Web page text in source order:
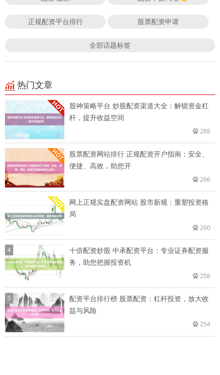
正规配资平台排行 股票配资申请
全部话题标签
热门文章
股神策略平台 炒股配资渠道大全：解锁资金杠
杆，提升收益空间
288
股票配资网站排行 正规配资开户指南：安全、
便捷、高效，助您开
266
网上正规实盘配资网站 股市新规：重塑投资格
局
260
4
十倍配资炒股 中承配资平台：专业证券配资服
务，助您把握投资机
258
5
配资平台排行榜 股票配资：杠杆投资，放大收
益与风险
254